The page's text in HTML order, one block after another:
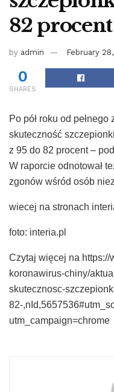
82 procent
by admin February
0
SHARES
Po pół roku od
skuteczność
z 95 do 82 procent –
W raporcie odnotował
zgonów wśród osób
wiecej na stronach
foto: interia.pl
Czytaj więcej na https://
koronawirus-chiny/
skutecznosc-
82-
utm_campaign=chrome